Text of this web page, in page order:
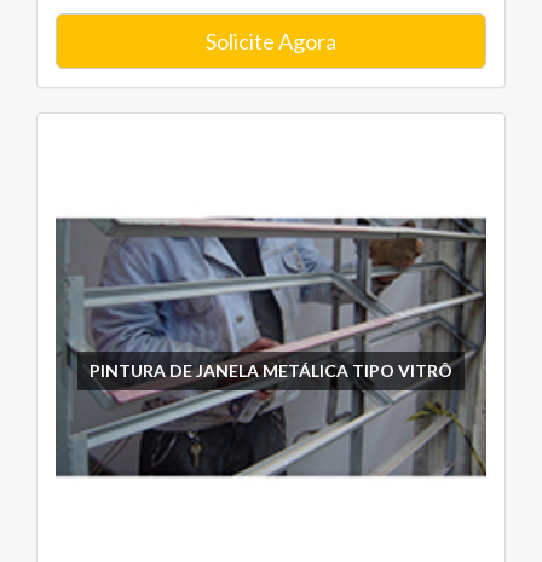
Solicite Agora
PINTURA DE JANELA METÁLICA TIPO VITRÔ